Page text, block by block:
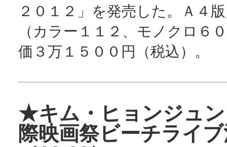
２０１２」を発売した。Ａ４
（カラー１１２、モノクロ６
価３万１５００円（税込）。
★キム・ヒョンジュ
際映画祭ビーチライ